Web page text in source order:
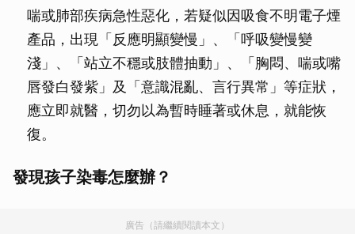
喘或肺部疾病急性惡化，若疑似因吸食不明電子煙
產品，出現「反應明顯變慢」、「呼吸變慢變
淺」、「站立不穩或肢體抽動」、「胸悶、喘或嘴
唇發白發紫」及「意識混亂、言行異常」等症狀，
應立即就醫，切勿以為暫時睡著或休息，就能恢
復。
發現孩子染毒怎麼辦？
廣告（請繼續閱讀本文）